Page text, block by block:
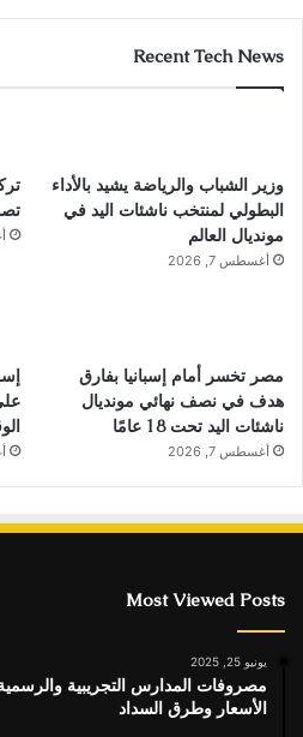
Recent Tech News
وزير الشباب والرياضة يشيد بالأداء
البطولي لمنتخب ناشئات اليد في
مونديال العالم
أغسطس 7, 2026
مصر تخسر أمام إسبانيا بفارق
هدف في نصف نهائي مونديال
ناشئات اليد تحت 18 عامًا
أغسطس 7, 2026
Most Viewed Posts
يونيو 25, 2025
الأسعار وطرق السداد